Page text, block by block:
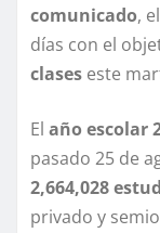
comunicado,
días con el
clases este
El año escolar
pasado 25 de
2,664,028
privado y